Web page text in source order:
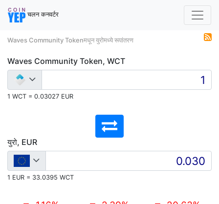
चलन कनवर्टर
Waves Community Tokenमधून युरोमध्ये रूपांतरण
Waves Community Token, WCT
1 WCT = 0.03027 EUR
युरो, EUR
1 EUR = 33.0395 WCT